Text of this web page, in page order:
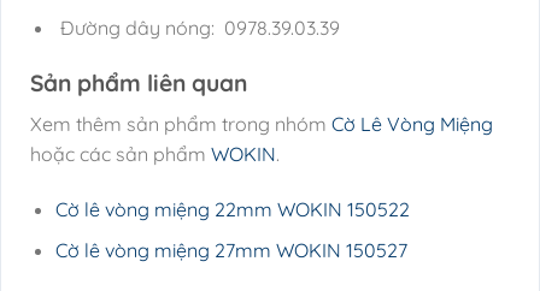
Đường dây nóng: 0978.39.03.39
Sản phẩm liên quan
Xem thêm sản phẩm trong nhóm Cờ Lê Vòng Miệng
hoặc các sản phẩm WOKIN.
Cờ lê vòng miệng 22mm WOKIN 150522
Cờ lê vòng miệng 27mm WOKIN 150527